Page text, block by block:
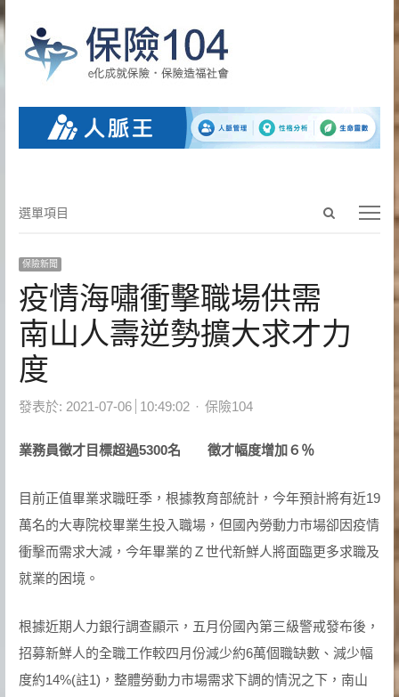
Open
search
選
項
目
選單項目
保險新聞
疫情海嘯衝擊職場供需
南山人壽逆勢擴大求才力
度
發表於: 2021-07-06 10:49:02 Author
保險104
業務員徵才目標超過5300名 徵才幅度增加６％
目前正值畢業求職旺季，根據教育部統計，今年預計將有近19
萬名的大專院校畢業生投入職場，但國內勞動力市場卻因疫情
衝擊而需求大減，今年畢業的Ｚ世代新鮮人將面臨更多求職及
就業的困境。
根據近期人力銀行調查顯示，五月份國內第三級警戒發布後，
招募新鮮人的全職工作較四月份減少約6萬個職缺數、減少幅
度約14%(註1)，整體勞動力市場需求下調的情況之下，南山